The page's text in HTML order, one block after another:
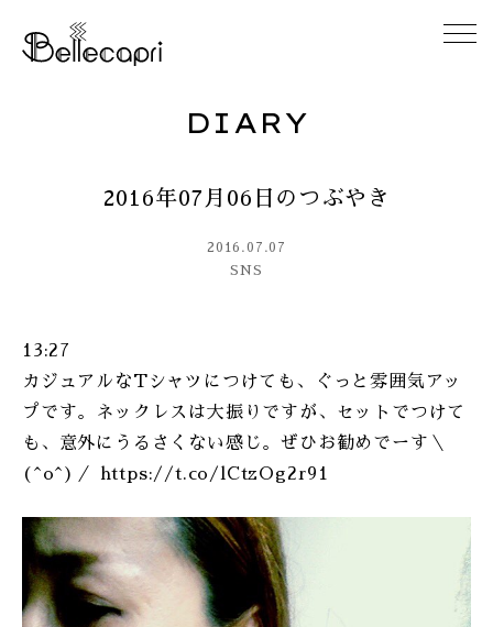
ABOUT
ACCESS
DIARY
CONTACT
ONLINE SHOP
DIARY
2016年07月06日のつぶやき
2016.07.07
SNS
13:27
カジュアルなTシャツにつけても、ぐっと雰囲気アッ
プです。ネックレスは大振りですが、セットでつけて
も、意外にうるさくない感じ。ぜひお勧めでーす＼
(^o^)／ https://t.co/lCtzOg2r91